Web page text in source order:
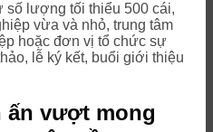
số lượng tối thiểu 500 cái,
vừa và nhỏ, trung tâm
hoặc đơn vị tổ chức sự
lễ ký kết, buổi giới thiệu
ấn vượt mong